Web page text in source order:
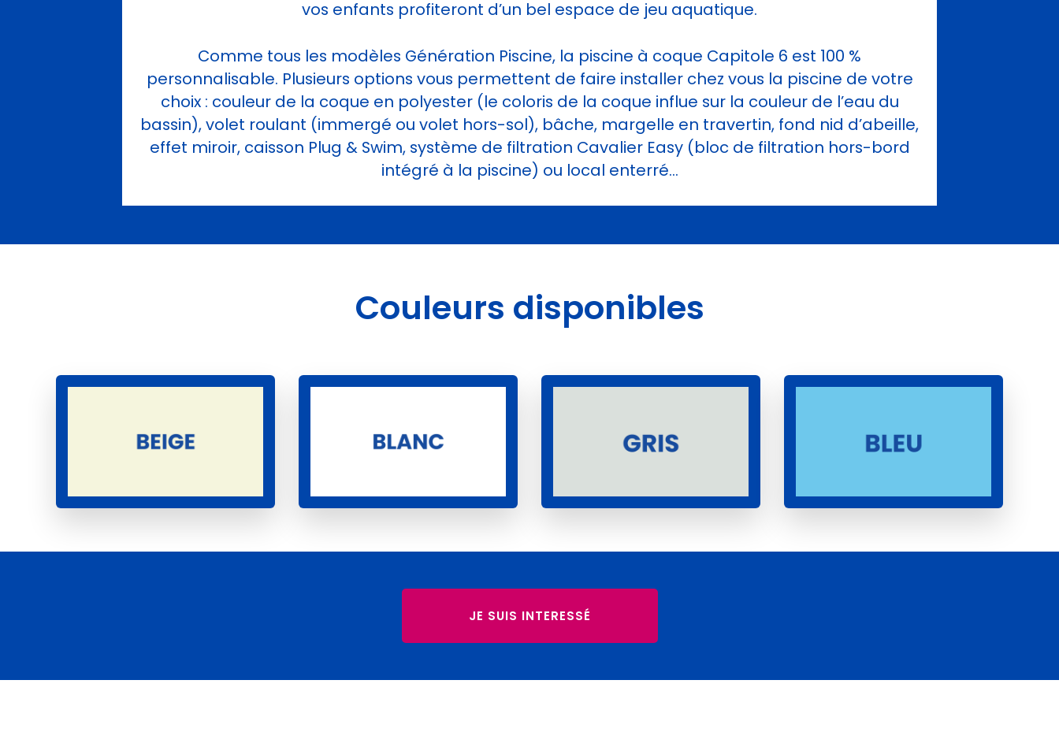
vos enfants profiteront d’un bel espace de jeu aquatique.
Comme tous les modèles Génération Piscine, la piscine à coque Capitole 6 est 100 %
personnalisable. Plusieurs options vous permettent de faire installer chez vous la piscine de votre
choix : couleur de la coque en polyester (le coloris de la coque influe sur la couleur de l’eau du
bassin), volet roulant (immergé ou volet hors-sol), bâche, margelle en travertin, fond nid d’abeille,
effet miroir, caisson Plug & Swim, système de filtration Cavalier Easy (bloc de filtration hors-bord
intégré à la piscine) ou local enterré…
Couleurs disponibles
JE SUIS INTERESSÉ